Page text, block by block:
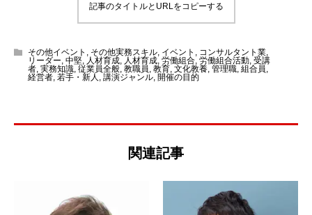
記事のタイトルとURLをコピーする
その他イベント , その他実務スキル, イベント , コンサルタント業,
リーダー, 中堅, 人材育成, 人材育成, 労働組合, 労働組合活動, 受講
者, 実務知識, 従業員全般, 教職員, 教育, 文化教養, 管理職, 組合員,
経営者, 若手・新人 , 講演ジャンル, 開催の目的
関連記事